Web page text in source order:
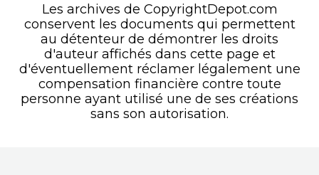
Les archives de CopyrightDepot.com
conservent les documents qui permettent
au détenteur de démontrer les droits
d'auteur affichés dans cette page et
d'éventuellement réclamer légalement une
compensation financière contre toute
personne ayant utilisé une de ses créations
sans son autorisation.